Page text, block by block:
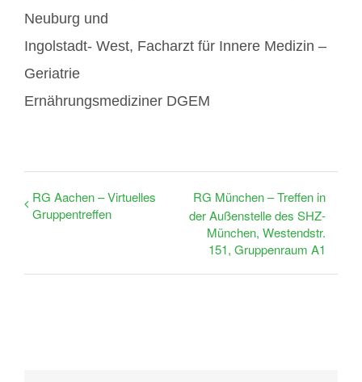
Neuburg und
Ingolstadt- West, Facharzt für Innere Medizin –
Geriatrie
Ernährungsmediziner DGEM
RG Aachen – Virtuelles
Gruppentreffen
RG München – Treffen in
der Außenstelle des SHZ-
München, Westendstr.
151, Gruppenraum A1